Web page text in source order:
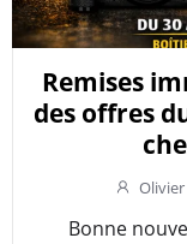
Remises
des offres
Bonne